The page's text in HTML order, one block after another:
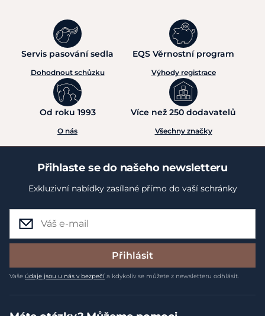
Servis pasování sedla
Dohodnout schůzku
EQS Věrnostní program
Výhody registrace
Od roku 1993
O nás
Více než 250 dodavatelů
Všechny značky
Přihlaste se do našeho newsletteru
Exkluzivní nabídky zasílané přímo do vaší schránky
Přihlásit
Vaše údaje jsou u nás v bezpečí a kdykoliv se můžete z newsletteru odhlásit.